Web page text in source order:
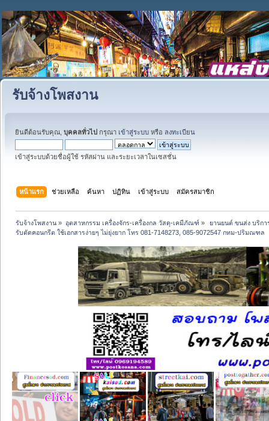
รับจ้างโพสงาน
ยินดีต้อนรับคุณ, บุคคลทั่วไป กรุณา เข้าสู่ระบบ หรือ ลงทะเบียน
เข้าสู่ระบบด้วยชื่อผู้ใช้ รหัสผ่าน และระยะเวลาในเซสชั่น
หน้าแรก ช่วยเหลือ ค้นหา ปฏิทิน เข้าสู่ระบบ สมัครสมาชิก
รับจ้างโพสงาน » อุตสาหกรรม เครื่องจักร-เครื่องกล วัสดุ-เคมีภัณฑ์ »
ยานยนต์ ขนส่ง บริก
รับตัดคอนกรีต ใช้เอกสารง่ายๆ ไม่ยุ่งยาก โทร 081-7148273, 085-9072547 กทม-ปริมณฑล